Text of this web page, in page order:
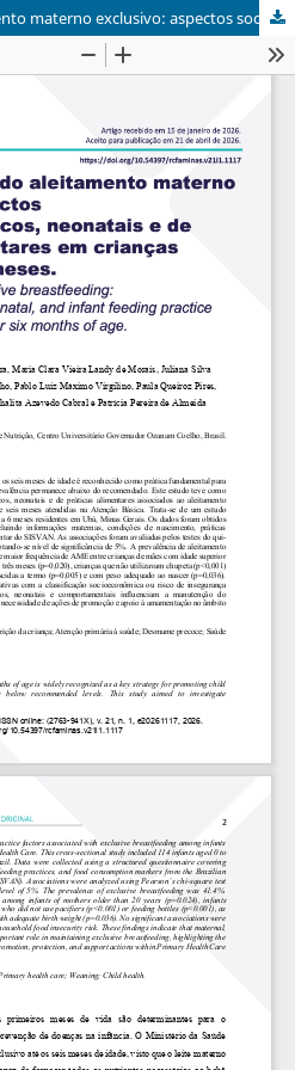
Determinantes do aleitamento materno exclusivo: aspectos sociodemográficos, neonatais e de práticas alimentares em crianças menores de 6 meses.